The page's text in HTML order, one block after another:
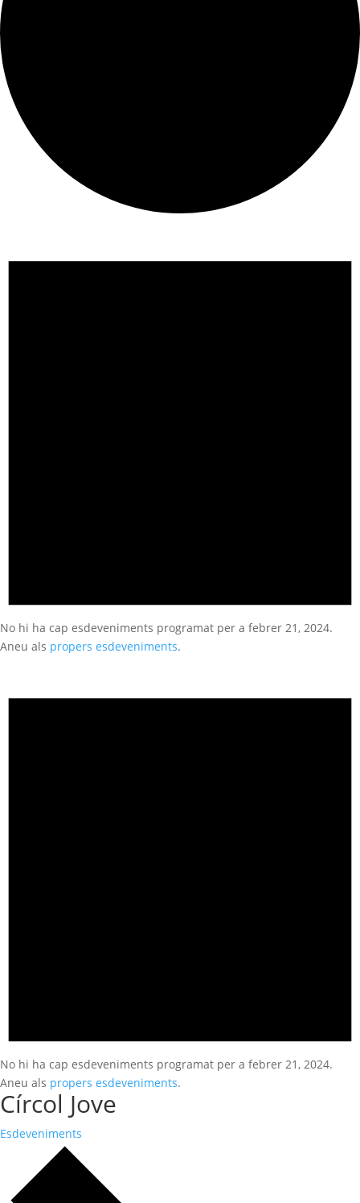
No hi ha cap esdeveniments programat per a febrer 21, 2024.
Aneu als propers esdeveniments.
No hi ha cap esdeveniments programat per a febrer 21, 2024.
Aneu als propers esdeveniments.
Círcol Jove
Esdeveniments